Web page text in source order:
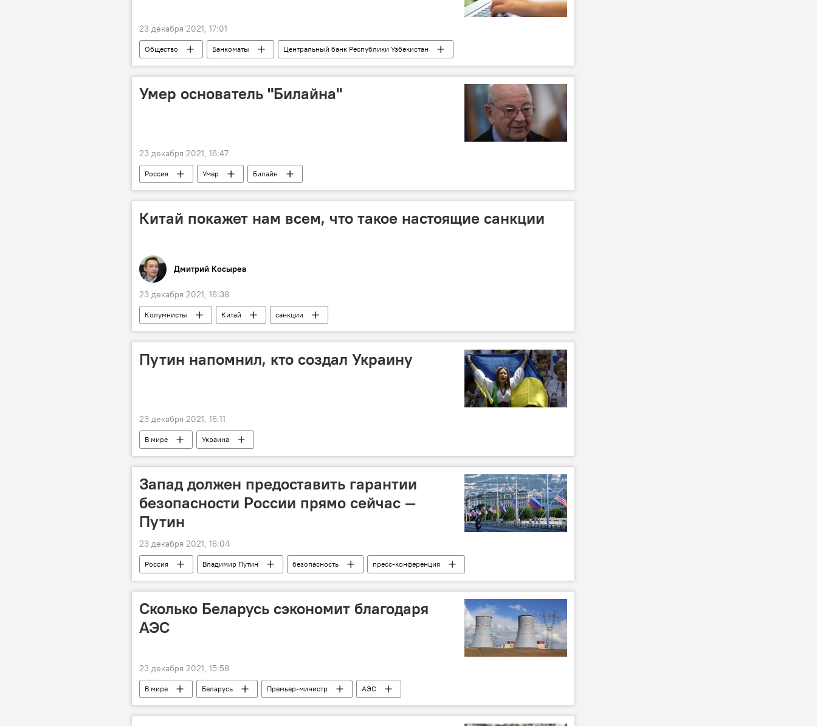
23 декабря 2021, 17:01
Общество Банкоматы Центральный банк Республики Узбекистан
Умер основатель "Билайна"
23 декабря 2021, 16:47
Россия Умер Билайн
Китай покажет нам всем, что такое настоящие санкции
Дмитрий Косырев
23 декабря 2021, 16:38
Колумнисты Китай санкции
Путин напомнил, кто создал Украину
23 декабря 2021, 16:11
В мире Украина
Запад должен предоставить гарантии
безопасности России прямо сейчас —
Путин
23 декабря 2021, 16:04
Россия Владимир Путин безопасность пресс-конференция
Сколько Беларусь сэкономит благодаря
АЭС
23 декабря 2021, 15:58
В мире Беларусь Премьер-министр АЭС